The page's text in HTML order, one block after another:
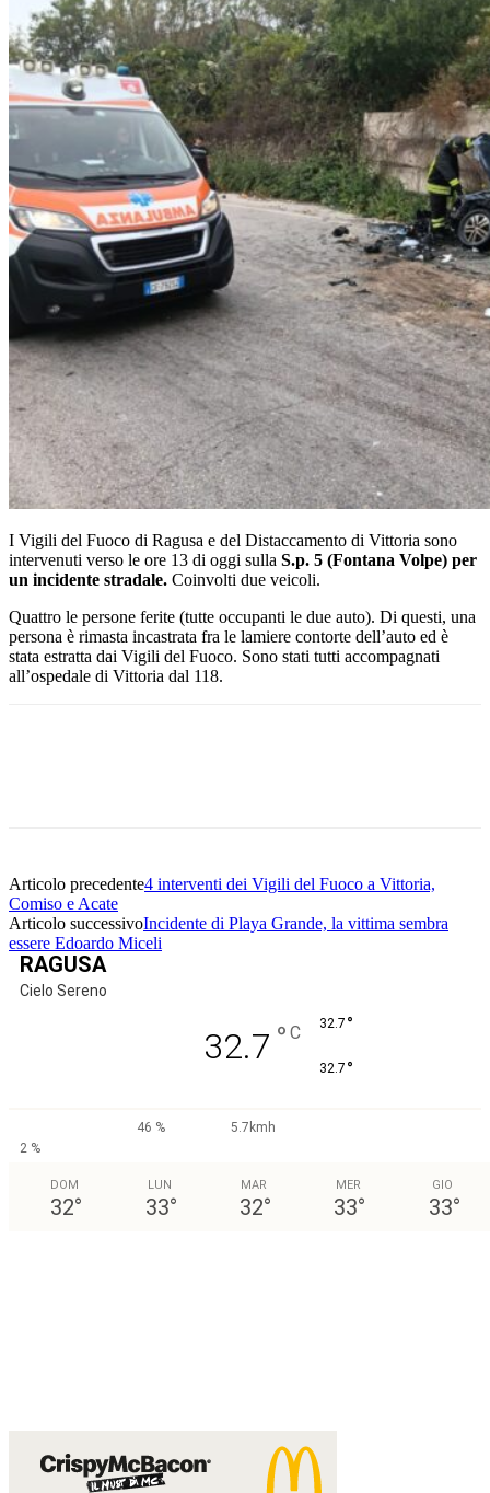
I Vigili del Fuoco di Ragusa e del Distaccamento di Vittoria sono
intervenuti verso le ore 13 di oggi sulla S.p. 5 (Fontana Volpe) per
un incidente stradale. Coinvolti due veicoli.
Quattro le persone ferite (tutte occupanti le due auto). Di questi, una
persona è rimasta incastrata fra le lamiere contorte dell’auto ed è
stata estratta dai Vigili del Fuoco. Sono stati tutti accompagnati
all’ospedale di Vittoria dal 118.
Articolo precedente4 interventi dei Vigili del Fuoco a Vittoria,
Comiso e Acate
Articolo successivoIncidente di Playa Grande, la vittima sembra
essere Edoardo Miceli
RAGUSA
Cielo Sereno
32.7 ° C 32.7 °
32.7 °
46 %
5.7kmh
2 %
DOM
32°
LUN
33°
MAR
32°
MER
33°
GIO
33°